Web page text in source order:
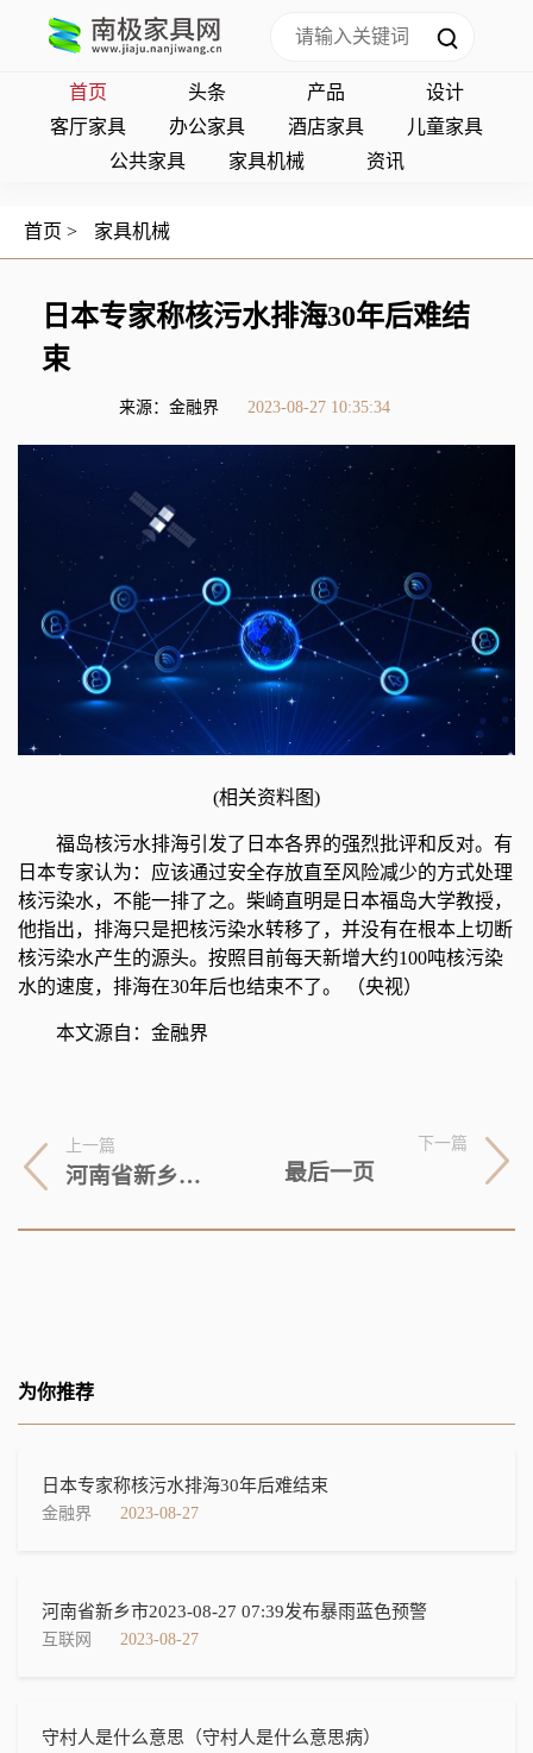
首页 头条 产品
设计
客厅家具
办公家具 酒店家具
儿童家具
公共家具
家具机械 资讯
首页 > 家具机械
日本专家称核污水排海30年后难结
束
来源：金融界 2023-08-27 10:35:34
(相关资料图)
福岛核污水排海引发了日本各界的强烈批评和反对。有
日本专家认为：应该通过安全存放直至风险减少的方式处理
核污染水，不能一排了之。柴崎直明是日本福岛大学教授，
他指出，排海只是把核污染水转移了，并没有在根本上切断
核污染水产生的源头。按照目前每天新增大约100吨核污染
水的速度，排海在30年后也结束不了。 （央视）
本文源自：金融界
上一篇
河南省新乡市2023-08-27 07:39发布暴雨蓝色预警
下一篇
最后一页
为你推荐
日本专家称核污水排海30年后难结束
金融界 2023-08-27
河南省新乡市2023-08-27 07:39发布暴雨蓝色预警
互联网 2023-08-27
守村人是什么意思（守村人是什么意思病）